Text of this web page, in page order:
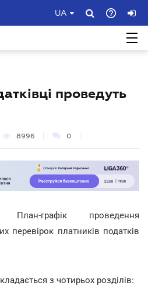
UA
проведуть
8996 0
План-графік проведення
перевірок платників податків
з чотирьох розділів: